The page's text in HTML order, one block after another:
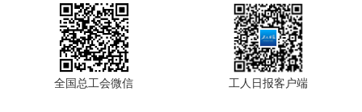
全国总工会微信 工人日报客户端